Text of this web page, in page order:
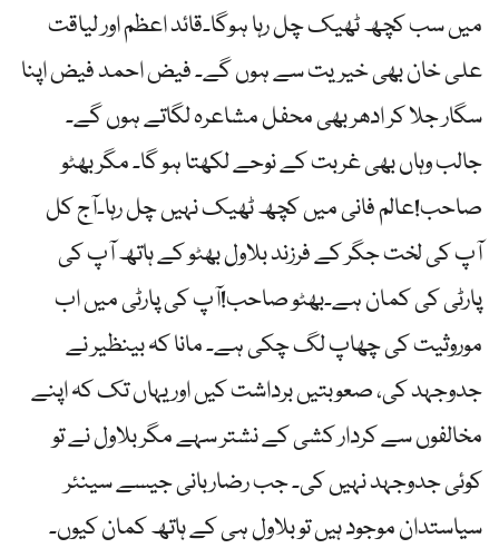
میں سب کچھ ٹھیک چل رہا ہوگا۔قائد اعظم اور لیاقت
علی خان بھی خیریت سے ہوں گے۔ فیض احمد فیض اپنا
سگار جلا کر ادھر بھی محفل مشاعرہ لگاتے ہوں گے۔
جالب وہاں بھی غربت کے نوحے لکھتا ہو گا۔ مگر بھٹو
صاحب!عالم فانی میں کچھ ٹھیک نہیں چل رہا۔آج کل
آپ کی لخت جگر کے فرزند بلاول بھٹو کے ہاتھ آپ کی
پارٹی کی کمان ہے۔بھٹو صاحب!آپ کی پارٹی میں اب
موروثیت کی چھاپ لگ چکی ہے۔ مانا کہ بینظیر نے
جدوجہد کی، صعوبتیں برداشت کیں اور یہاں تک کہ اپنے
مخالفوں سے کردار کشی کے نشتر سہے مگر بلاول نے تو
کوئی جدوجہد نہیں کی۔ جب رضاربانی جیسے سینئر
سیاستدان موجود ہیں تو بلاول ہی کے ہاتھ کمان کیوں۔